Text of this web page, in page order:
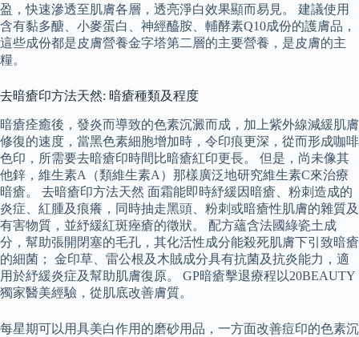
盈，快速滲透至肌膚各層，透亮淨白效果顯而易見。 建議使用
含有黏多醣、小麥蛋白、神經醯胺、輔酵素Q10成份的護膚品，
這些成份都是皮膚營養金字塔第二層的主要營養，是皮膚的主
糧。
去暗瘡印方法天然: 暗瘡種類及程度
暗瘡痊癒後，發炎而導致的色素沉澱而成，加上紫外線減緩肌膚
修復的速度，當黑色素細胞增加時，令印痕更深，從而形成咖啡
色印，所需要去暗瘡印時間比暗瘡紅印更長。 但是，尚未像其
他鋅，維生素A（類維生素A）那樣廣泛地研究維生素C來治療
暗瘡。 去暗瘡印方法天然 面霜能即時紓緩因暗瘡、粉刺造成的
炎症、紅腫及痕癢，同時抽走黑頭、粉刺或暗瘡性肌膚的雜質及
有害物質，並紓緩紅斑痤瘡的徵狀。 配方蘊含法國綠瓷土成
分，幫助張開閉塞的毛孔，其化活性成分能殺死肌膚下引致暗瘡
的細菌； 金印草、雷公根及木賊成分具有抗菌及抗炎能力，適
用於紓緩炎症及幫助肌膚復原。 GP暗瘡擊退療程以20BEAUTY
獨家醫美經驗，從肌底改善膚質。
每星期可以用具美白作用的磨砂用品，一方面改善痘印的色素沉